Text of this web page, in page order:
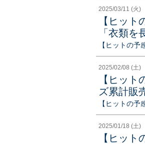
2025/03/11 (火)
【ヒッ
「衣類を
【ヒットの予
2025/02/08 (土)
【ヒッ
ズ累計販
【ヒットの予
2025/01/18 (土)
【ヒッ